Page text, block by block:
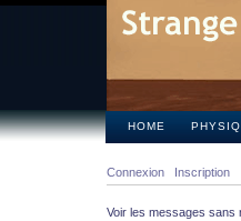
HOME
Connexion Inscription
Voir les messages sans